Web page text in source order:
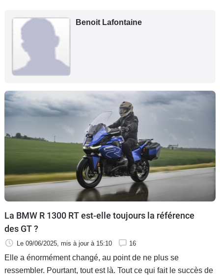
Guide
d'achat
Electriques
Flottes
Auto
Services
Moto
Marques
Benoit Lafontaine
La BMW R 1300 RT est-elle toujours la référence
des GT ?
Le 09/06/2025, mis à jour à 15:10 16
Elle a énormément changé, au point de ne plus se
ressembler. Pourtant, tout est là. Tout ce qui fait le succès de